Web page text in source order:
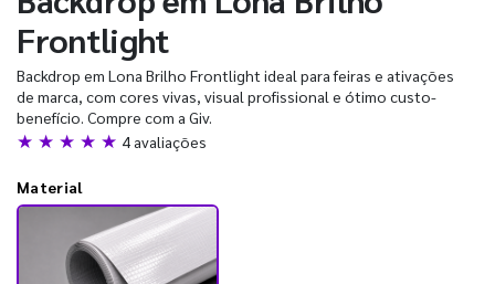
Frontlight
Backdrop em Lona Brilho Frontlight ideal para feiras e ativações
de marca, com cores vivas, visual profissional e ótimo custo-
benefício. Compre com a Giv.
★ ★ ★ ★ ★ 4 avaliações
Material